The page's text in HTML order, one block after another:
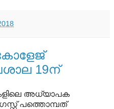
19ന്
അധ്യാപക
പത്തൊമ്പത്